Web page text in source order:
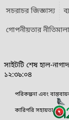
সচরাচর জিজ্ঞাস্য
গোপনীয়তার নীতিমালা
সাইটটি শেষ হাল-
১২:৩৯:০৪
পরিকল্পনা এবং
কারিগরি সহায়তা